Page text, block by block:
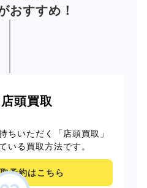
おすすめ！
店頭買取
ちいただく「店頭買取」
いる買取方法です。
予約はこちら